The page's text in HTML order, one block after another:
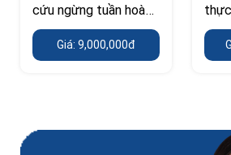
cứu ngừng tuần hoàn
trên trẻ sơ sinh
Giá: 9,000,000đ